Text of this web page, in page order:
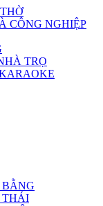
CÔNG NGHIỆP
TRỌ
THÁI